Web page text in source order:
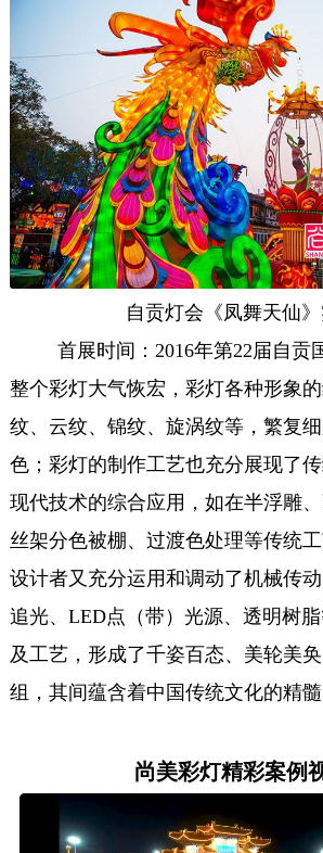
自贡灯会《凤舞天仙
首展时间：2016年第22届自贡
整个彩灯大气恢宏，彩灯各种形象
纹、云纹、锦纹、旋涡纹等，繁复
色；彩灯的制作工艺也充分展现了
现代技术的综合应用，如在半浮雕、
丝架分色被棚、过渡色处理等传统
设计者又充分运用和调动了机械传动
追光、LED点（带）光源、透明树
及工艺，形成了千姿百态、美轮美
组，其间蕴含着中国传统文化的精髓
尚美彩灯精彩案例